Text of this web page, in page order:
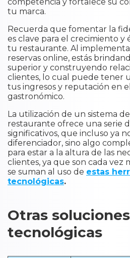
tu marca.
Recuerda que fomentar la
es clave para el crecimiento y
tu restaurante. Al
reservas online, estás
superior y construyendo
clientes, lo cual puede tener
tus ingresos y reputación en
gastronómico.
La utilización de un sistema
restaurante ofrece una serie
significativos, que incluso ya
diferenciador, sino algo
para estar a la altura de las
clientes, ya que son cada vez
se suman al uso de estas
tecnológicas.
Otras soluciones
tecnológicas